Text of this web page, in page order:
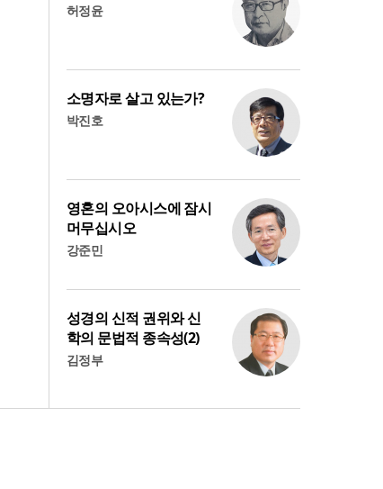
허정윤
소명자로 살고 있는가?
박진호
영혼의 오아시스에 잠시
머무십시오
강준민
성경의 신적 권위와 신
학의 문법적 종속성(2)
김정부